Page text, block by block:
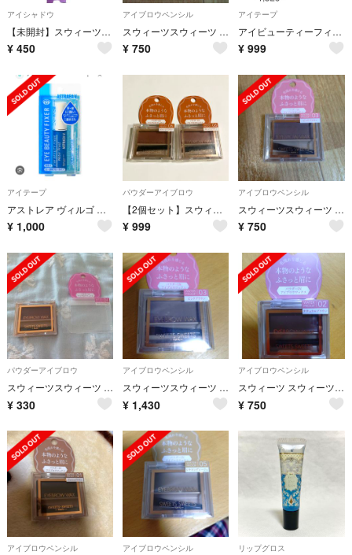
アイシャドウ
【未開封】スウィーツスウィーツ スパークリングアイグロス 01 ミルキーベージュ
¥ 450
アイブロウペンシル
スウィーツスウィーツ アイブロウワックス ナチュラルブラウン(1個)
¥ 750
アイテープ
アイビューティーフィクサーWP ミニ 二重まぶ
¥ 999
アイテープ
アストレア ヴィルゴ アイビューティー フィクサー WP(7ml) アイプチ
¥ 1,000
パウダーアイブロウ
【2個セット】スウィーツスウィーツ アイブロウワックス 06 オレンジブラウン
¥ 999
アイブロウペンシル
スウィーツスウィーツ アイブロウワックス 03 ピンクブラウン(1個)
¥ 750
パウダーアイブロウ
スウィーツスウィーツ アイブロウワックス 04 パープルブラウン(1個)
¥ 330
アイブロウペンシル
スウィーツスウィーツ アイブロウワックス 03 ピンクブラウン(1個)
¥ 1,430
アイブロウペンシル
スウィーツ スウィーツ アイブロウワックス ナチュラルブ…
¥ 750
アイブロウペンシル アイブロウペンシル リップグロス